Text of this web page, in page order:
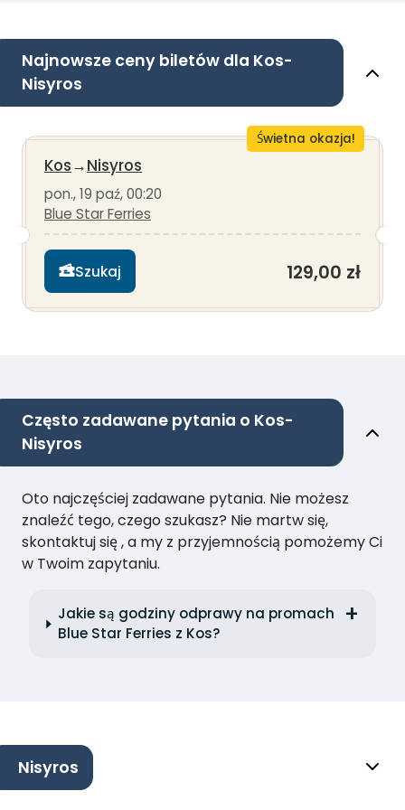
Najnowsze ceny biletów dla Kos-
Nisyros
Świetna okazja!
Kos→Nisyros
pon., 19 paź, 00:20
Blue Star Ferries
Szukaj 129,00 zł
Często zadawane pytania o Kos-
Nisyros
Oto najczęściej zadawane pytania. Nie możesz
znaleźć tego, czego szukasz? Nie martw się,
skontaktuj się , a my z przyjemnością pomożemy Ci
w Twoim zapytaniu.
Jakie są godziny odprawy na promach
Blue Star Ferries z Kos?
Nisyros